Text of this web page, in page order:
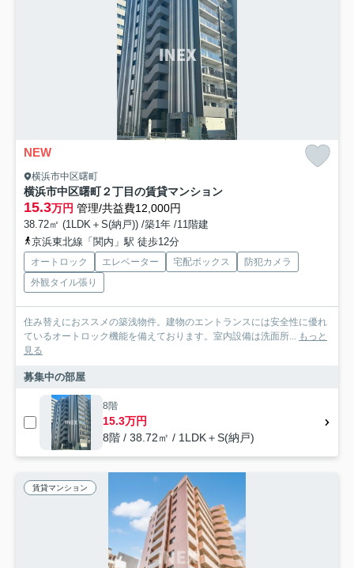
NEW
横浜市中区曙町
横浜市中区曙町２丁目の賃貸マンション
15.3万円 管理/共益費12,000円
38.72㎡ (1LDK＋S(納戸)) /築1年 /11階建
京浜東北線「関内」駅 徒歩12分
オートロック エレベーター 宅配ボックス
防犯カメラ
外観タイル張り
住み替えにおススメの築浅物件。建物のエントランスには安全性に優れ
ているオートロック機能を備えております。室内設備は洗面所... もっと
見る
募集中の部屋
8階
15.3万円
8階 / 38.72㎡ / 1LDK＋S(納戸)
賃貸マンション